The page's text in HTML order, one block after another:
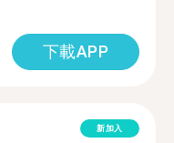
下載APP
新加入